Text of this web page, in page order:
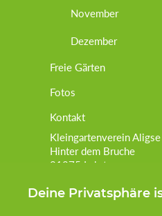
November
Dezember
Freie Gärten
Fotos
Kontakt
Kleingartenverein
Hinter dem Bruche
31275 Lehrte
Postanschrift:
Deine Privatsphäre